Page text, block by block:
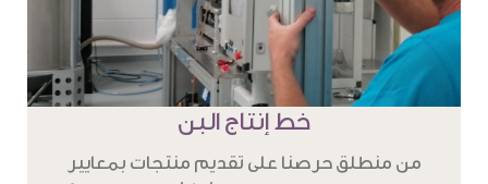
خط إنتاج البن
من منطلق حرصنا على تقديم منتجات بمعايير
عالية من الجودة والنكهة ، أنشأت ديرة مصنعاً